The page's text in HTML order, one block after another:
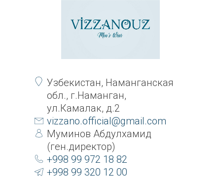
Узбекистан, Наманганская
обл., г.Наманган,
ул.Камалак, д.2
vizzano.official@gmail.com
Муминов Абдулхамид
(ген.директор)
+998 99 972 18 82
+998 99 320 12 00